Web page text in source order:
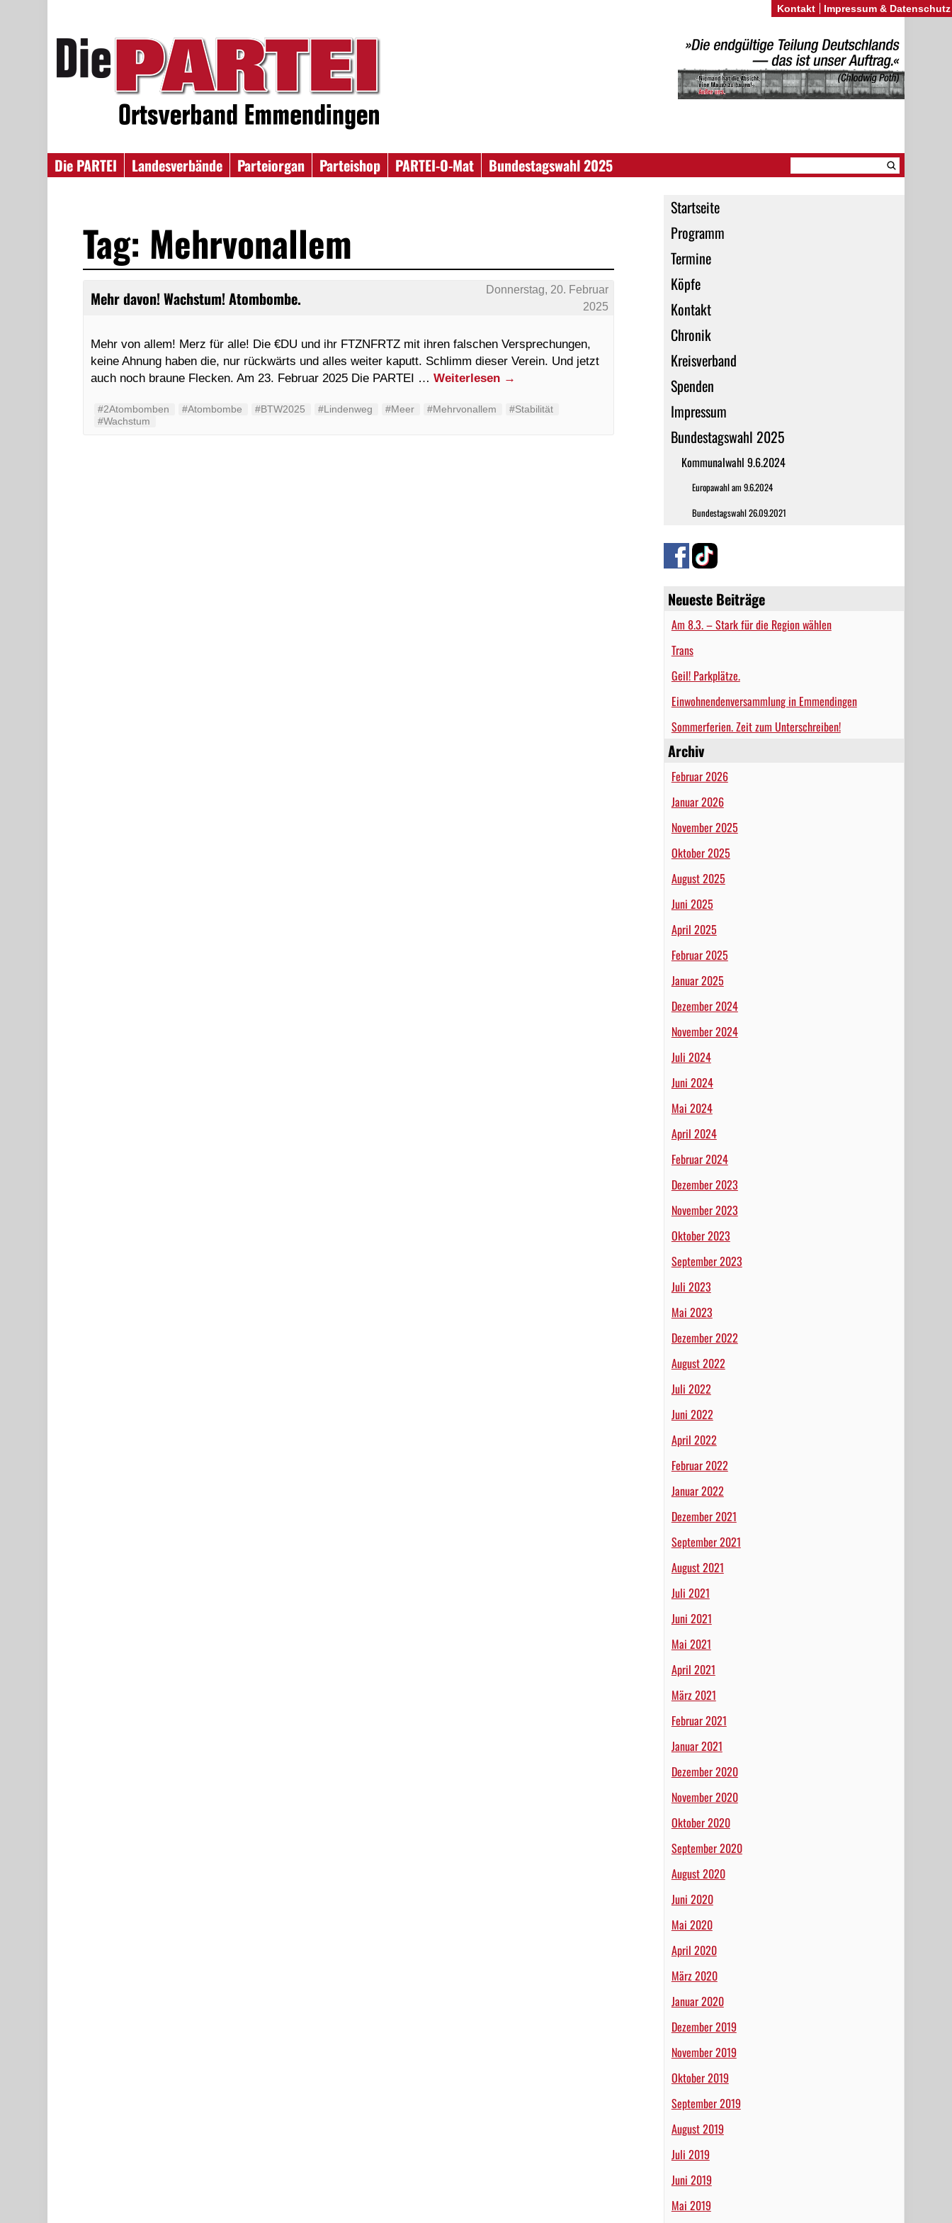
Die PARTEI Landesverbände Parteiorgan Parteishop PARTEI-O-Mat
Bundestagswahl 2025
Startseite
Programm
Termine
Köpfe
Kontakt
Chronik
Kreisverband
Spenden
Impressum
Bundestagswahl 2025
Kommunalwahl 9.6.2024
Europawahl am 9.6.2024
Bundestagswahl 26.09.2021
Neueste Beiträge
Am 8.3. – Stark für die Region wählen
Trans
Geil! Parkplätze.
Einwohnendenversammlung in Emmendingen
Sommerferien. Zeit zum Unterschreiben!
Archiv
Februar 2026
Januar 2026
November 2025
Oktober 2025
August 2025
Juni 2025
April 2025
Februar 2025
Januar 2025
Dezember 2024
November 2024
Juli 2024
Juni 2024
Mai 2024
April 2024
Februar 2024
Dezember 2023
November 2023
Oktober 2023
September 2023
Juli 2023
Mai 2023
Dezember 2022
August 2022
Juli 2022
Juni 2022
April 2022
Februar 2022
Januar 2022
Dezember 2021
September 2021
August 2021
Juli 2021
Juni 2021
Mai 2021
April 2021
März 2021
Februar 2021
Januar 2021
Dezember 2020
November 2020
Oktober 2020
September 2020
August 2020
Juni 2020
Mai 2020
April 2020
März 2020
Januar 2020
Dezember 2019
November 2019
Oktober 2019
September 2019
August 2019
Juli 2019
Juni 2019
Mai 2019
Tag: Mehrvonallem
Mehr davon! Wachstum! Atombombe.
Donnerstag, 20. Februar
2025
Mehr von allem! Merz für alle! Die €DU und ihr FTZNFRTZ mit ihren falschen Versprechungen,
keine Ahnung haben die, nur rückwärts und alles weiter kaputt. Schlimm dieser Verein. Und jetzt
auch noch braune Flecken. Am 23. Februar 2025 Die PARTEI …Weiterlesen →
#2Atombomben #Atombombe #BTW2025 #Lindenweg #Meer #Mehrvonallem
#Stabilität
#Wachstum
Kontakt Impressum & Datenschutz